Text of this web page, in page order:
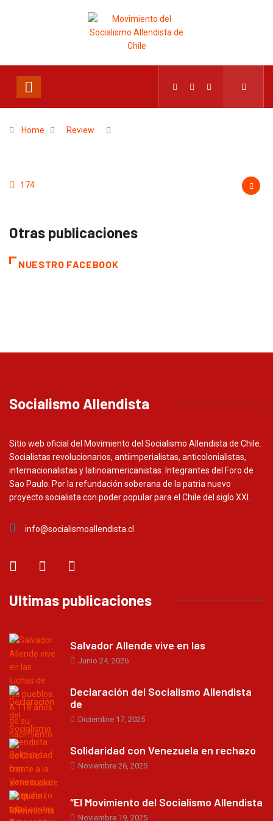
Home Review
174
Otras publicaciones
NUESTRO FACEBOOK
Socialismo Allendista
Sitio web oficial del Movimiento del Socialismo Allendista de Chile.
Socialistas revolucionarios, antiimperialistas, anticolonialistas,
internacionalistas y latinoamericanistas. Integrantes del Foro de
Sao Paulo. Por la refundación soberana de la patria nuevo
proyecto socialista con poder popular para el Chile del siglo XXI.
info@socialismoallendista.cl
Ultimas publicaciones
Salvador Allende vive en las
Junio 24, 2026
Declaración del Socialismo Allendista
de
Diciembre 17, 2025
Solidaridad con Venezuela en rechazo
Noviembre 26, 2025
“El Movimiento del Socialismo Allendista
Noviembre 19, 2025